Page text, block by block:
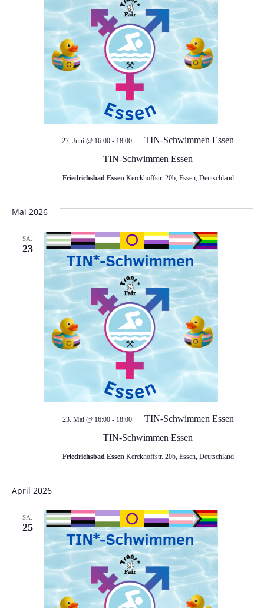
TIN-Schwimmen Essen
27. Juni @ 16:00 - 18:00 TIN-Schwimmen Essen
Friedrichsbad Essen Kerckhoffstr. 20b, Essen, Deutschland
Mai 2026
SA.
23
TIN-Schwimmen Essen
23. Mai @ 16:00- 18:00 TIN-Schwimmen Essen
Friedrichsbad Essen Kerckhoffstr. 20b, Essen, Deutschland
April 2026
SA.
25